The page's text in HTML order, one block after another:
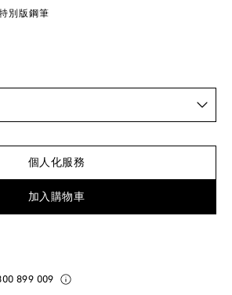
別版鋼筆
個人化服務
加入購物車
899 009